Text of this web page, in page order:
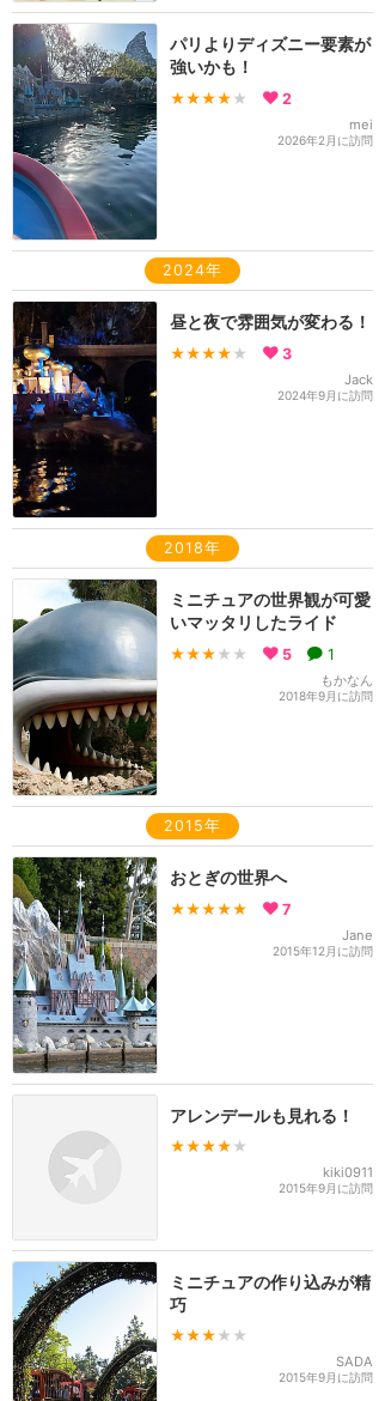
パリよりディズニー要素が
強いかも！
★★★★ ★ 2
mei
2026年2月に訪問
2024年
昼と夜で雰囲気が変わる！
★★★★ ★ 3
Jack
2024年9月に訪問
2018年
ミニチュアの世界観が可愛
いマッタリしたライド
★★★ ★★ 5 1
もかなん
2018年9月に訪問
2015年
おとぎの世界へ
★★★★★ 7
Jane
2015年12月に訪問
アレンデールも見れる！
★★★★ ★
kiki0911
2015年9月に訪問
ミニチュアの作り込みが精
巧
★★★ ★★
SADA
2015年9月に訪問